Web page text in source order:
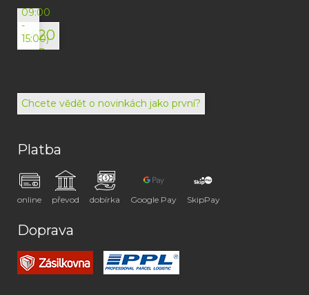
+420
792
072
09:00
-
15:00)
Chcete vědět o novinkách jako první?
Platba
online převod dobírka Google Pay SkipPay
Doprava